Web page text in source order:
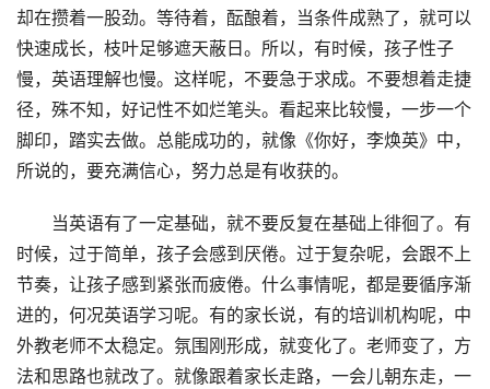
却在攒着一股劲。等待着，酝酿着，当条件成熟了，就可以
快速成长，枝叶足够遮天蔽日。所以，有时候，孩子性子
慢，英语理解也慢。这样呢，不要急于求成。不要想着走捷
径，殊不知，好记性不如烂笔头。看起来比较慢，一步一个
脚印，踏实去做。总能成功的，就像《你好，李焕英》中，
所说的，要充满信心，努力总是有收获的。
当英语有了一定基础，就不要反复在基础上徘徊了。有
时候，过于简单，孩子会感到厌倦。过于复杂呢，会跟不上
节奏，让孩子感到紧张而疲倦。什么事情呢，都是要循序渐
进的，何况英语学习呢。有的家长说，有的培训机构呢，中
外教老师不太稳定。氛围刚形成，就变化了。老师变了，方
法和思路也就改了。就像跟着家长走路，一会儿朝东走，一